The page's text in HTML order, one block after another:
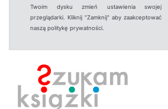
Twoim dysku zmień ustawienia swojej
przeglądarki. Kliknij "Zamknij" aby zaakceptować
naszą politykę prywatności.